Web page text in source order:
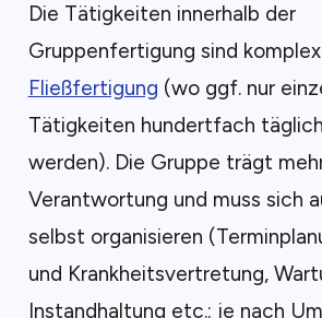
Die Tätigkeiten innerhalb der
Gruppenfertigung sind
Fließfertigung (wo ggf. nur
Tätigkeiten hundertfach
werden). Die Gruppe trägt
Verantwortung und muss sich
selbst organisieren
und Krankheitsvertretung,
Instandhaltung etc.; je nach